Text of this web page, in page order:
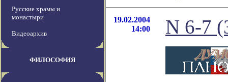
Русские храмы и
монастыри
Видеоархив
ФИЛОСОФИЯ
19.02.2004
14:00
N 6-7